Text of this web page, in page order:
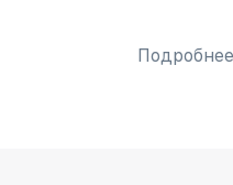
Подробнее